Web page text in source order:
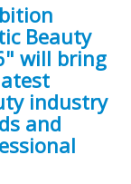
Beauty
will bring
industry
and